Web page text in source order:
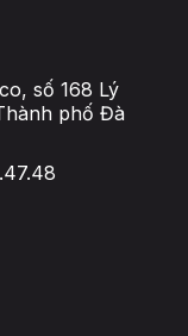
số 168 Lý
phố Đà